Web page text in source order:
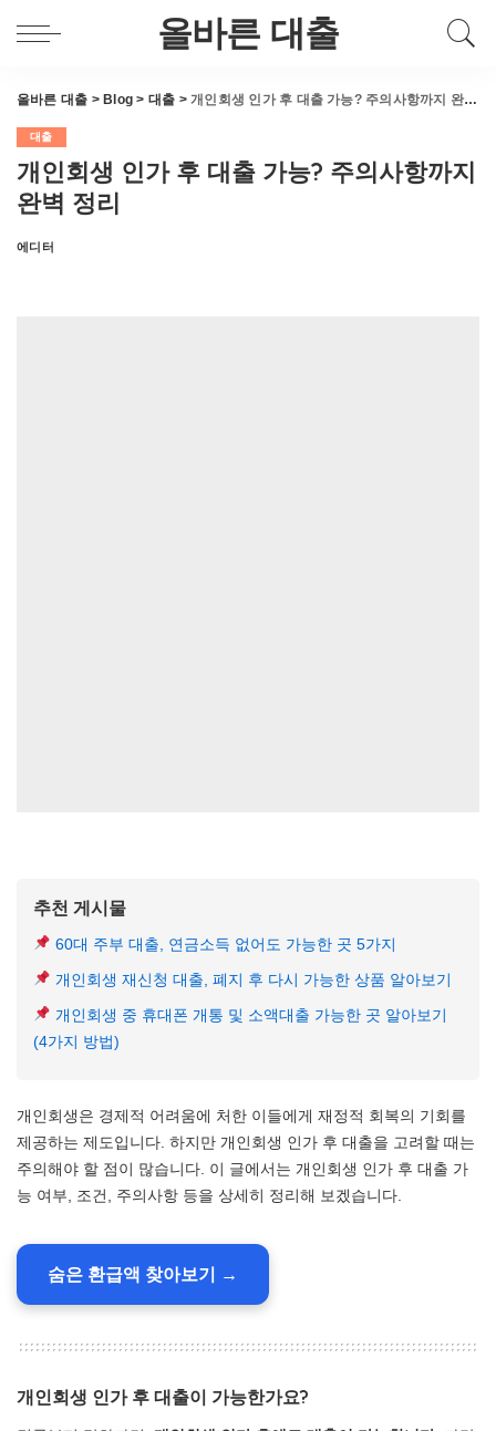
올바른 대출
올바른 대출 > Blog > 대출 >개인회생 인가 후 대출 가능? 주의사항까지 완벽 정리
대출
개인회생 인가 후 대출 가능? 주의사항까지
완벽 정리
Posted
에디터
추천 게시물
60대 주부 대출, 연금소득 없어도 가능한 곳 5가지
개인회생 재신청 대출, 폐지 후 다시 가능한 상품 알아보기
개인회생 중 휴대폰 개통 및 소액대출 가능한 곳 알아보기
(4가지 방법)
개인회생은 경제적 어려움에 처한 이들에게 재정적 회복의 기회를
제공하는 제도입니다. 하지만 개인회생 인가 후 대출을 고려할 때는
주의해야 할 점이 많습니다. 이 글에서는 개인회생 인가 후 대출 가
능 여부, 조건, 주의사항 등을 상세히 정리해 보겠습니다.
숨은 환급액 찾아보기 →
개인회생 인가 후 대출이 가능한가요?